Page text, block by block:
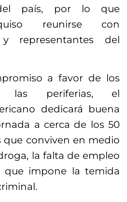
país, por lo que
reunirse con
y representantes del
a favor de los
las periferias, el
dedicará buena
a cerca de los 50
que conviven en medio
la falta de empleo
que impone la temida